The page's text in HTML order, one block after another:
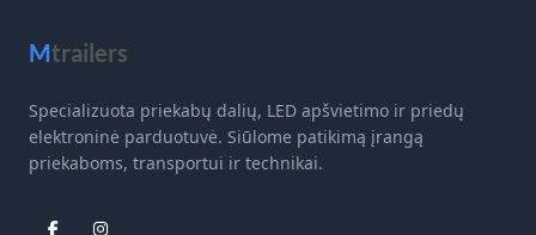
Mtrailers
Specializuota priekabų dalių, LED apšvietimo ir priedų
elektroninė parduotuvė. Siūlome patikimą įrangą
priekaboms, transportui ir technikai.